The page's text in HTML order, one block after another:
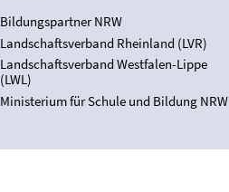
Bildungspartner NRW
Landschaftsverband Rheinland (LVR)
Landschaftsverband Westfalen-Lippe
(LWL)
Ministerium für Schule und Bildung NRW